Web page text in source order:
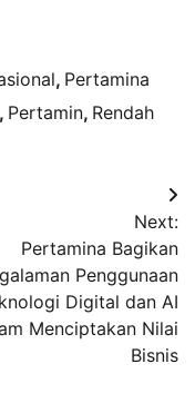
, Pertamina
, Pertamin, Rendah
Next:
Pertamina Bagikan
Penggunaan
Digital dan AI
Menciptakan Nilai
Bisnis